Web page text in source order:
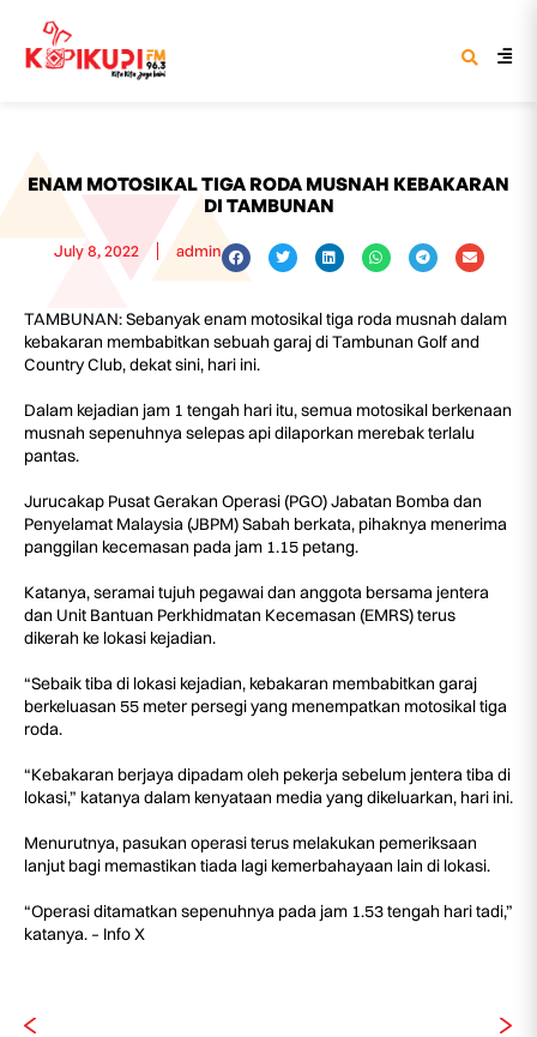
ENAM MOTOSIKAL TIGA RODA MUSNAH KEBAKARAN
DI TAMBUNAN
July 8, 2022 admin
TAMBUNAN: Sebanyak enam motosikal tiga roda musnah dalam
kebakaran membabitkan sebuah garaj di Tambunan Golf and
Country Club, dekat sini, hari ini.
Dalam kejadian jam 1 tengah hari itu, semua motosikal berkenaan
musnah sepenuhnya selepas api dilaporkan merebak terlalu
pantas.
Jurucakap Pusat Gerakan Operasi (PGO) Jabatan Bomba dan
Penyelamat Malaysia (JBPM) Sabah berkata, pihaknya menerima
panggilan kecemasan pada jam 1.15 petang.
Katanya, seramai tujuh pegawai dan anggota bersama jentera
dan Unit Bantuan Perkhidmatan Kecemasan (EMRS) terus
dikerah ke lokasi kejadian.
“Sebaik tiba di lokasi kejadian, kebakaran membabitkan garaj
berkeluasan 55 meter persegi yang menempatkan motosikal tiga
roda.
“Kebakaran berjaya dipadam oleh pekerja sebelum jentera tiba di
lokasi,” katanya dalam kenyataan media yang dikeluarkan, hari ini.
Menurutnya, pasukan operasi terus melakukan pemeriksaan
lanjut bagi memastikan tiada lagi kemerbahayaan lain di lokasi.
“Operasi ditamatkan sepenuhnya pada jam 1.53 tengah hari tadi,”
katanya. – Info X